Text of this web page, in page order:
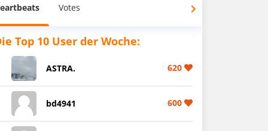
Votes
Top 10 User der Woche:
ASTRA. 620
bd4941 600